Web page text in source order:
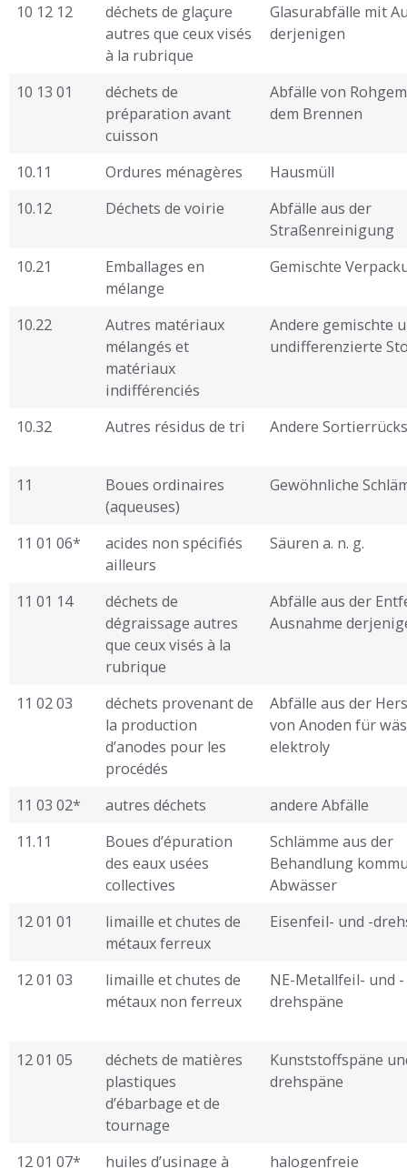
10 12 12
déchets de glaçure
autres que ceux visés
à la rubrique
Glasurabfälle mit
derjenigen
10 13 01
déchets de
préparation avant
cuisson
Abfälle von
dem Brennen
10.11 Ordures ménagères
Hausmüll
10.12
Déchets de voirie
Abfälle aus der
Straßenreinigung
10.21
Emballages en
mélange
Gemischte
10.22
Autres matériaux
mélangés et
matériaux
indifférenciés
Andere gemischte
undifferenzierte
10.32 Autres résidus de tri Andere
11
Boues ordinaires
(aqueuses)
Gewöhnliche
11 01 06*
acides non spécifiés
ailleurs
Säuren a. n. g.
11 01 14
déchets de
dégraissage autres
que ceux visés à la
rubrique
Abfälle aus der
Ausnahme
11 02 03
déchets provenant de
la production
d’anodes pour les
procédés
Abfälle aus der
von Anoden für
elektroly ­
11 03 02* autres déchets
andere Abfälle
11.11
Boues d’épuration
des eaux usées
collectives
Schlämme aus der
Behandlung
Abwässer
12 01 01
limaille et chutes de
métaux ferreux
Eisenfeil- und -
12 01 03
limaille et chutes de
métaux non ferreux
NE-Metallfeil- und -
drehspäne
12 01 05
déchets de matières
plastiques
d’ébarbage et de
tournage
Kunststoffspäne
drehspäne
12 01 07*
huiles d’usinage à
halogenfreie